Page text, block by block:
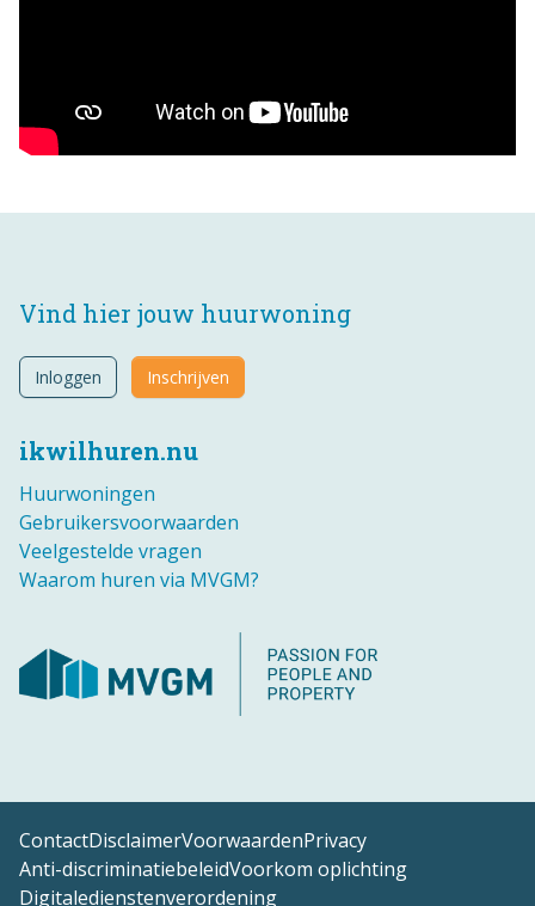
ikwilhuren.nu
Huurwoningen
Gebruikersvoorwaarden
Veelgestelde vragen
Waarom huren via MVGM?
Vind hier jouw huurwoning
Inloggen Inschrijven
ContactDisclaimerVoorwaardenPrivacy
Anti-discriminatiebeleidVoorkom oplichting
Digitaledienstenverordening